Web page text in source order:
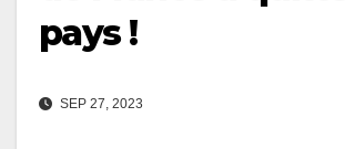
pays !
SEP 27, 2023